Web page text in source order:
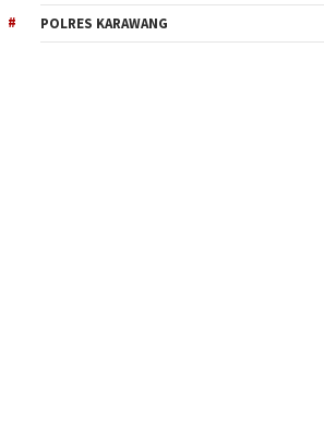
POLRES KARAWANG